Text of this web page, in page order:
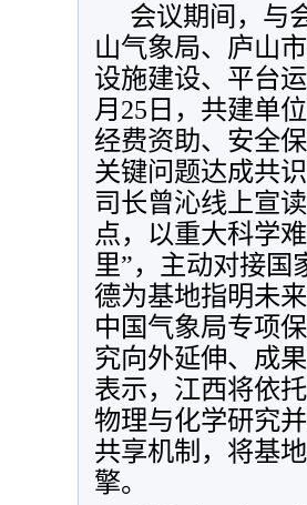
会议期间，与
山气象局、庐山
设施建设、平台
月25日，共建单
经费资助、安全
关键问题达成共
司长曾沁线上宣
点，以重大科学
里”，主动对接国
德为基地指明未
中国气象局专项
究向外延伸、成
表示，江西将依
物理与化学研究
共享机制，将基
擎。